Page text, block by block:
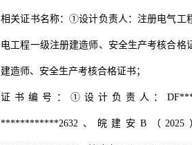
相关证书名称：①设计负责人：注册电气工
电工程一级注册建造师、安全生产考核合
建造师、安全生产考核合格证书；
证书编号：①设计负责人：
************2632 、皖建安 B（ 2025